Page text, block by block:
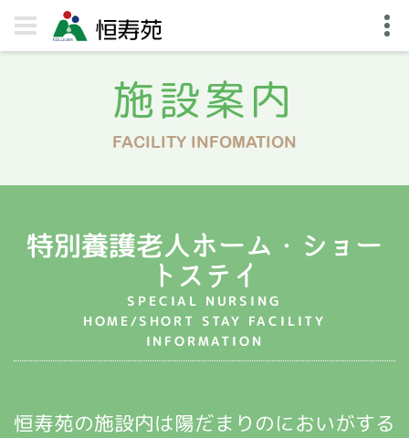
施設案内
FACILITY INFOMATION
特別養護老人ホーム・ショー
トステイ
SPECIAL NURSING
HOME/SHORT STAY FACILITY
INFORMATION
恒寿苑の施設内は陽だまりのにおいがする